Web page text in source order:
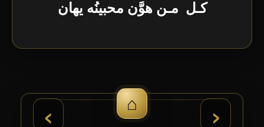
كـل مـن هوَّن محبينُه يهان
‹
⌂
›